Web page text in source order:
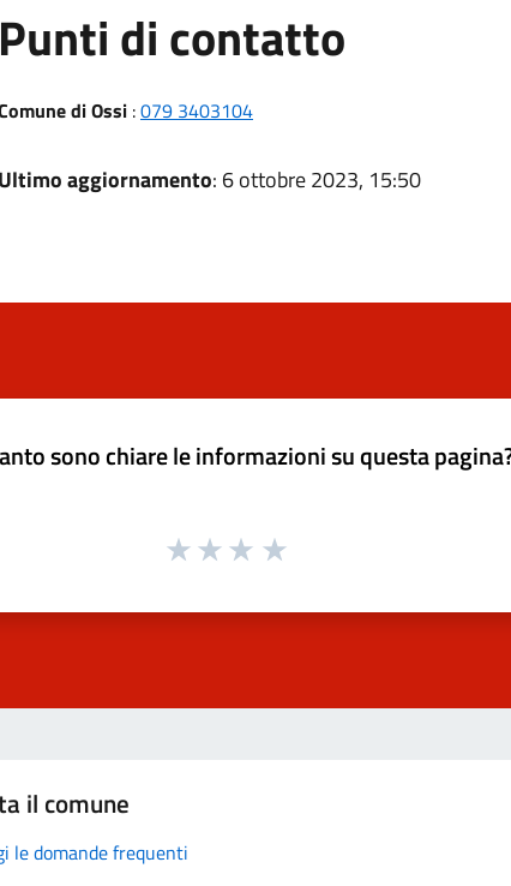
Punti di contatto
di Ossi:079 3403104
Ultimo aggiornamento: 6 ottobre 2023, 15:50
sono chiare le informazioni su questa
il comune
le domande frequenti